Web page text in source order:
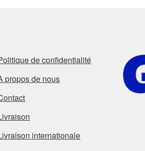
de confidentialité
propos de nous
internationale